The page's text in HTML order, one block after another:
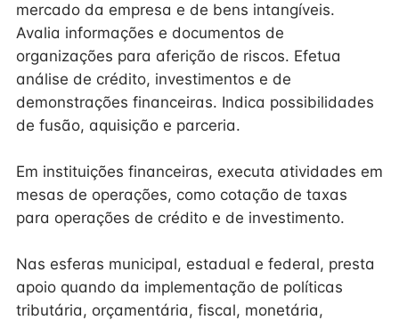
mercado da empresa e de bens intangíveis.
Avalia informações e documentos de
organizações para aferição de riscos. Efetua
análise de crédito, investimentos e de
demonstrações financeiras. Indica possibilidades
de fusão, aquisição e parceria.
Em instituições financeiras, executa atividades em
mesas de operações, como cotação de taxas
para operações de crédito e de investimento.
Nas esferas municipal, estadual e federal, presta
apoio quando da implementação de políticas
tributária, orçamentária, fiscal, monetária,